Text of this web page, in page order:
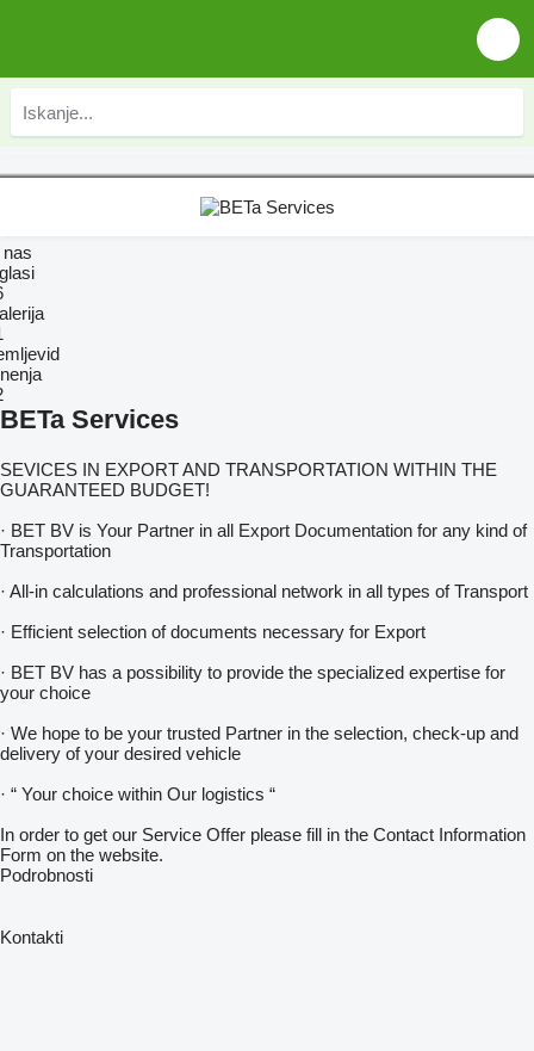
BETa Services
SEVICES IN EXPORT AND TRANSPORTATION WITHIN THE
GUARANTEED BUDGET!
· BET BV is Your Partner in all Export Documentation for any kind of
Transportation
· All-in calculations and professional network in all types of Transport
· Efficient selection of documents necessary for Export
· BET BV has a possibility to provide the specialized expertise for
your choice
· We hope to be your trusted Partner in the selection, check-up and
delivery of your desired vehicle
· “ Your choice within Our logistics “
In order to get our Service Offer please fill in the Contact Information
Form on the website.
Podrobnosti
Kontakti